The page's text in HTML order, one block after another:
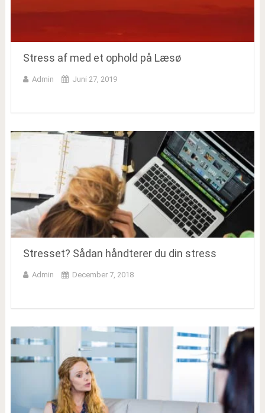
Stress af med et ophold på Læsø
Admin Juni 27, 2019
Stresset? Sådan håndterer du din stress
Admin December 7, 2018